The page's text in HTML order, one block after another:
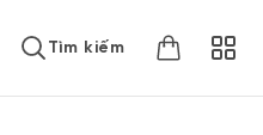
Tìm kiếm